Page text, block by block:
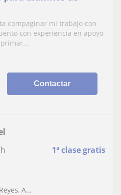
compaginar mi trabajo con
con experiencia en apoyo
Contactar
1ª clase gratis
A...